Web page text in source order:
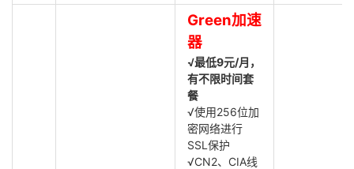
Green加速
器
√最低9元/月，
有不限时间套
餐
√使用256位加
密网络进行
SSL保护
√CN2、CIA线